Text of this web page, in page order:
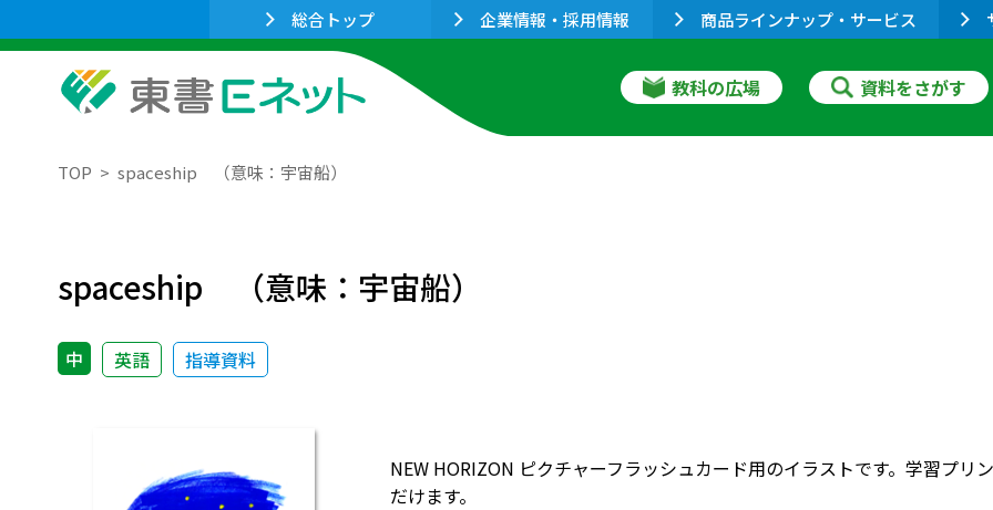
総合トップ 企業情報・採用情報 商品ラインナップ・サービス
教科の広場 資料をさがす
TOP spaceship （意味：宇宙船）
spaceship （意味：宇宙船）
中 英語 指導資料
NEW HORIZON ピクチャーフラッシュカード用のイラストです。学習プ
だけます。